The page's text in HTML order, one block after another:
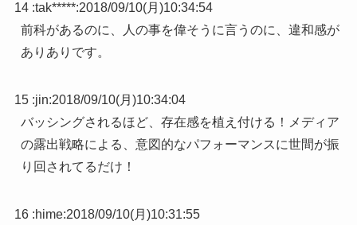
14 :tak*****:2018/09/10(月)10:34:54
前科があるのに、人の事を偉そうに言うのに、違和感が
ありありです。
15 :jin:2018/09/10(月)10:34:04
バッシングされるほど、存在感を植え付ける！メディア
の露出戦略による、意図的なパフォーマンスに世間が振
り回されてるだけ！
16 :hime:2018/09/10(月)10:31:55